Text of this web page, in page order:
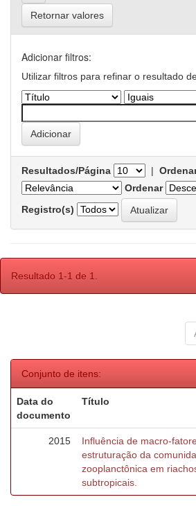
Retornar valores
Adicionar filtros:
Utilizar filtros para refinar o resultado
Resultados/Página |
Ordenar
Registro(s)
Resultado 1-1 de 1.
Conjunto de itens:
Data do
documento
Título
2015
Influência de macro-
estruturação da
zooplanctônica em
subtropicais.